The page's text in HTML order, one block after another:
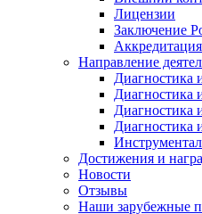
Лицензии
Заключение
Направление
Диагностика
Диагностика
Диагностика
Диагностика
Достижения и
Новости
Отзывы
Наши зарубежные